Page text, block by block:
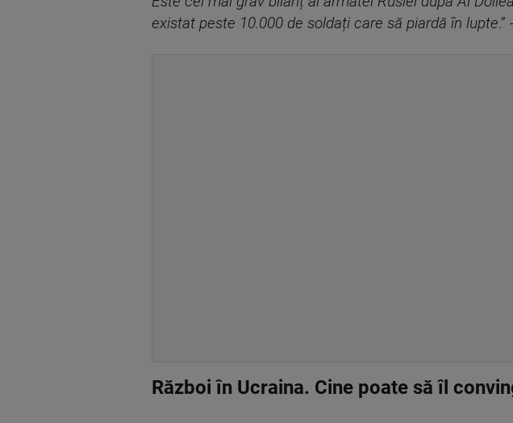
existat peste 10.000 de soldați care să piardă în lupte
Război în Ucraina. Cine poate să îl